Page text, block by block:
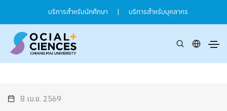
บริการสำหรับนักศึกษา | บริการสำหรับบุคลากร
8 เม.ย. 2569